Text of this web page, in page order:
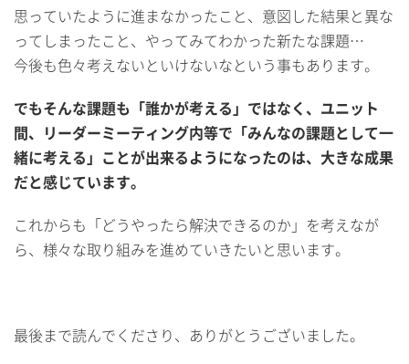
思っていたように進まなかったこと、意図した結果と異な
ってしまったこと、やってみてわかった新たな課題…
今後も色々考えないといけないなという事もあります。
でもそんな課題も「誰かが考える」ではなく、ユニット
間、リーダーミーティング内等で「みんなの課題として一
緒に考える」ことが出来るようになったのは、大きな成果
だと感じています。
これからも「どうやったら解決できるのか」を考えなが
ら、様々な取り組みを進めていきたいと思います。
最後まで読んでくださり、ありがとうございました。